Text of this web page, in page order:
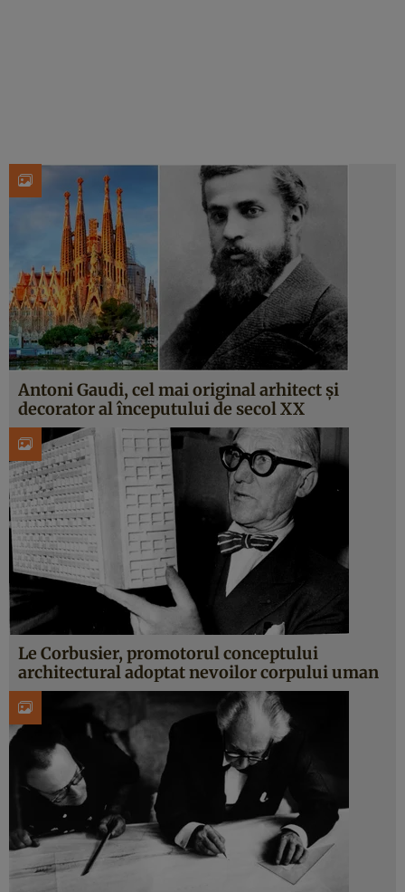
Antoni Gaudi, cel mai original arhitect și
decorator al începutului de secol XX
Le Corbusier, promotorul conceptului
architectural adoptat nevoilor corpului uman